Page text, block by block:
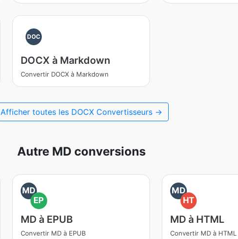
DOC
DOCX à Markdown
Convertir DOCX à Markdown
Afficher toutes les DOCX Convertisseurs →
Autre MD conversions
MD
EP
MD à EPUB
Convertir MD à EPUB
MD
HT
MD à HTML
Convertir MD à HTML